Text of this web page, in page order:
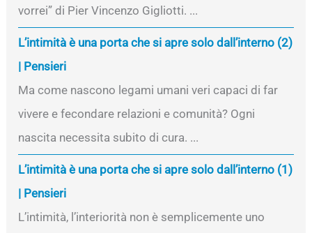
vorrei” di Pier Vincenzo Gigliotti. ...
L’intimità è una porta che si apre solo dall’interno (2)
| Pensieri
Ma come nascono legami umani veri capaci di far
vivere e fecondare relazioni e comunità? Ogni
nascita necessita subito di cura. ...
L’intimità è una porta che si apre solo dall’interno (1)
| Pensieri
L’intimità, l’interiorità non è semplicemente uno